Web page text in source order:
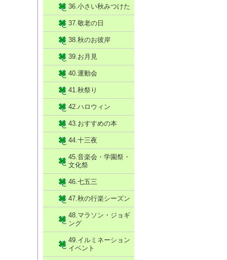
36.小さい秋みつけた
37.敬老の日
38.秋のお彼岸
39.お月見
40.運動会
41.秋祭り
42.ハロウィン
43.おすすめの本
44.十三夜
45.音楽会・学園祭・
文化祭
46.七五三
47.秋の行楽シーズン
48.マラソン・ジョギ
ング
49.イルミネーション
イベント